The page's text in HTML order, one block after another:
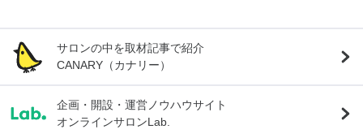
サロンの中を取材記事で紹介
CANARY（カナリー）
企画・開設・運営ノウハウサイト
オンラインサロンLab.